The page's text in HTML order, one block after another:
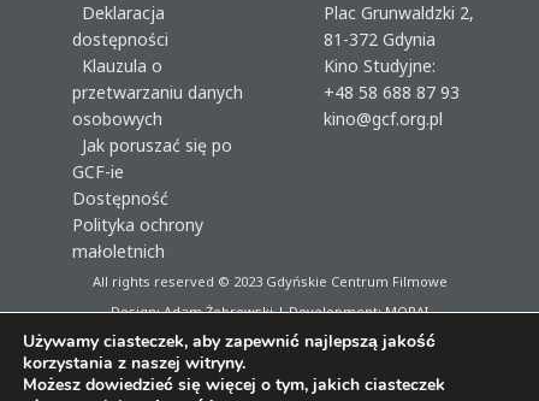
Deklaracja
dostępności
Klauzula o
przetwarzaniu danych
osobowych
Jak poruszać się po
GCF-ie
Dostępność
Polityka ochrony
małoletnich
Plac Grunwaldzki 2,
81-372 Gdynia
Kino Studyjne:
+48 58 688 87 93
kino@gcf.org.pl
All rights reserved © 2023Gdyńskie Centrum Filmowe
Design: Adam Żebrowski | Development:MORAI
Używamy ciasteczek, aby zapewnić najlepszą jakość
korzystania z naszej witryny.
Możesz dowiedzieć się więcej o tym, jakich ciasteczek